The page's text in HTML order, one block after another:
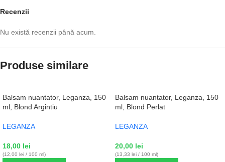
Recenzii
Nu există recenzii până acum.
Produse similare
Balsam nuantator, Leganza, 150
ml, Blond Argintiu
LEGANZA
18,00 lei
(12,00 lei / 100 ml)
Balsam nuantator, Leganza, 150
ml, Blond Perlat
LEGANZA
20,00 lei
(13,33 lei / 100 ml)